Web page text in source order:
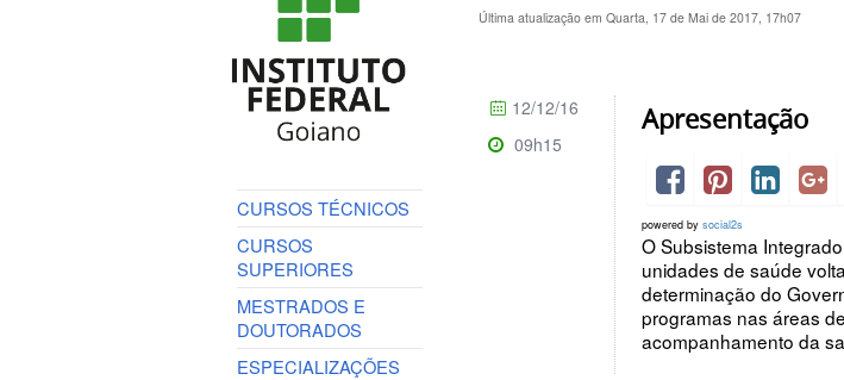
CURSOS TÉCNICOS
CURSOS
SUPERIORES
MESTRADOS E
DOUTORADOS
ESPECIALIZAÇÕES
Última atualização em Quarta, 17 de Mai de 2017, 17h07
Apresentação
powered bysocial2s
O Subsistema
unidades de saúde
determinação do
programas nas áreas
acompanhamento da
12/12/16
09h15